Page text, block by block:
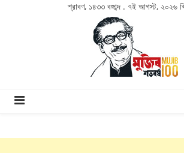
শ্রাবণ, ১৪৩৩ বঙ্গাব্দ . ৭ই আগস্ট, ২০২৬